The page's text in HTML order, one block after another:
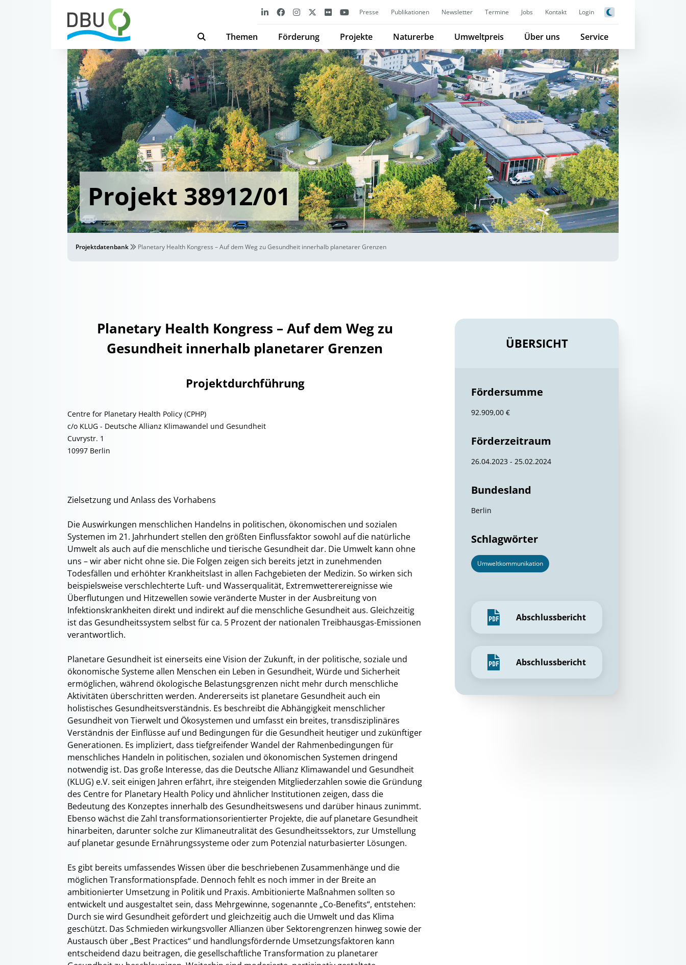
Presse Publikationen Newsletter Termine Jobs Kontakt Login
Themen Förderung Projekte Naturerbe Umweltpreis Über uns Service
Projekt 38912/01
Projektdatenbank Planetary Health Kongress – Auf dem Weg zu Gesundheit innerhalb planetarer Grenzen
Planetary Health Kongress – Auf dem Weg zu
Gesundheit innerhalb planetarer Grenzen
Projektdurchführung
Centre for Planetary Health Policy (CPHP)
c/o KLUG - Deutsche Allianz Klimawandel und Gesundheit
Cuvrystr. 1
10997 Berlin
Zielsetzung und Anlass des Vorhabens
Die Auswirkungen menschlichen Handelns in politischen, ökonomischen und sozialen
Systemen im 21. Jahrhundert stellen den größten Einflussfaktor sowohl auf die natürliche
Umwelt als auch auf die menschliche und tierische Gesundheit dar. Die Umwelt kann ohne
uns – wir aber nicht ohne sie. Die Folgen zeigen sich bereits jetzt in zunehmenden
Todesfällen und erhöhter Krankheitslast in allen Fachgebieten der Medizin. So wirken sich
beispielsweise verschlechterte Luft- und Wasserqualität, Extremwetterereignisse wie
Überflutungen und Hitzewellen sowie veränderte Muster in der Ausbreitung von
Infektionskrankheiten direkt und indirekt auf die menschliche Gesundheit aus. Gleichzeitig
ist das Gesundheitssystem selbst für ca. 5 Prozent der nationalen Treibhausgas-Emissionen
verantwortlich.
Planetare Gesundheit ist einerseits eine Vision der Zukunft, in der politische, soziale und
ökonomische Systeme allen Menschen ein Leben in Gesundheit, Würde und Sicherheit
ermöglichen, während ökologische Belastungsgrenzen nicht mehr durch menschliche
Aktivitäten überschritten werden. Andererseits ist planetare Gesundheit auch ein
holistisches Gesundheitsverständnis. Es beschreibt die Abhängigkeit menschlicher
Gesundheit von Tierwelt und Ökosystemen und umfasst ein breites, transdisziplinäres
Verständnis der Einflüsse auf und Bedingungen für die Gesundheit heutiger und zukünftiger
Generationen. Es impliziert, dass tiefgreifender Wandel der Rahmenbedingungen für
menschliches Handeln in politischen, sozialen und ökonomischen Systemen dringend
notwendig ist. Das große Interesse, das die Deutsche Allianz Klimawandel und Gesundheit
(KLUG) e.V. seit einigen Jahren erfährt, ihre steigenden Mitgliederzahlen sowie die Gründung
des Centre for Planetary Health Policy und ähnlicher Institutionen zeigen, dass die
Bedeutung des Konzeptes innerhalb des Gesundheitswesens und darüber hinaus zunimmt.
Ebenso wächst die Zahl transformationsorientierter Projekte, die auf planetare Gesundheit
hinarbeiten, darunter solche zur Klimaneutralität des Gesundheitssektors, zur Umstellung
auf planetar gesunde Ernährungssysteme oder zum Potenzial naturbasierter Lösungen.
Es gibt bereits umfassendes Wissen über die beschriebenen Zusammenhänge und die
möglichen Transformationspfade. Dennoch fehlt es noch immer in der Breite an
ambitionierter Umsetzung in Politik und Praxis. Ambitionierte Maßnahmen sollten so
entwickelt und ausgestaltet sein, dass Mehrgewinne, sogenannte „Co-Benefits“, entstehen:
Durch sie wird Gesundheit gefördert und gleichzeitig auch die Umwelt und das Klima
geschützt. Das Schmieden wirkungsvoller Allianzen über Sektorengrenzen hinweg sowie der
Austausch über „Best Practices“ und handlungsfördernde Umsetzungsfaktoren kann
entscheidend dazu beitragen, die gesellschaftliche Transformation zu planetarer
ÜBERSICHT
Fördersumme
92.909,00 €
Förderzeitraum
26.04.2023 - 25.02.2024
Bundesland
Berlin
Schlagwörter
Umweltkommunikation
Abschlussbericht
Abschlussbericht